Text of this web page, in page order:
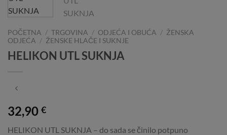
POČETNA / TRGOVINA / ODJEĆA I OBUĆA / ŽENSKA
ODJEĆA / ŽENSKE HLAČE I SUKNJE
HELIKON UTL SUKNJA
32,90 €
HELIKON UTL SUKNJA – do sada se činilo potpuno